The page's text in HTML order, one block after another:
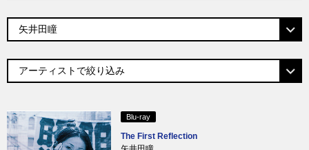
Blu-ray
The First Reflection